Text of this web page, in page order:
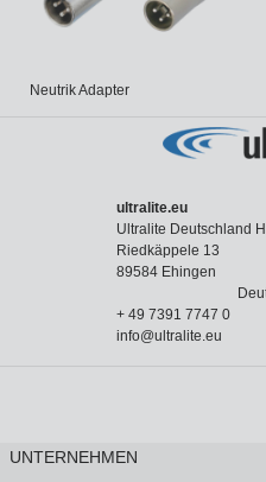
Neutrik Adapter
ultralite.eu
Ultralite Deutschland
Riedkäppele 13
89584 Ehingen
+ 49 7391 7747 0
info@ultralite.eu
UNTERNEHMEN